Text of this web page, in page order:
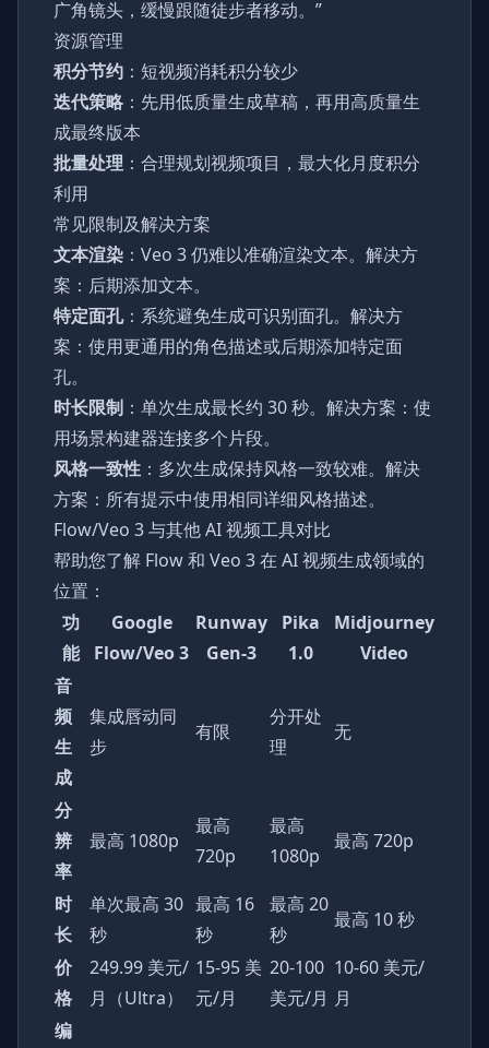
广角镜头，缓慢跟随徒步者移动。”
资源管理
积分节约 ：短视频消耗积分较少
迭代策略 ：先用低质量生成草稿，再用高质量生
成最终版本
批量处理 ：合理规划视频项目，最大化月度积分
利用
常见限制及解决方案
文本渲染 ：Veo 3 仍难以准确渲染文本。解决方
案：后期添加文本。
特定面孔：系统避免生成可识别面孔。解决方
案：使用更通用的角色描述或后期添加特定面
孔。
时长限制 ：单次生成最长约 30 秒。解决方案：使
用场景构建器连接多个片段。
风格一致性 ：多次生成保持风格一致较难。解决
方案：所有提示中使用相同详细风格描述。
Flow/Veo 3 与其他 AI 视频工具对比
帮助您了解 Flow 和 Veo 3 在 AI 视频生成领域的
位置：
功
能
Google
Flow/Veo 3
Runway
Gen-3
Pika
1.0
Midjourney
Video
音
频
生
成
集成唇动同
步
有限
分开处
理
无
分
辨
率
最高 1080p
最高
720p
最高
1080p
最高 720p
时
长
单次最高 30
秒
最高 16
秒
最高 20
秒
最高 10 秒
价
格
249.99 美元/
月（Ultra）
15-95 美
元/月
20-100
美元/月
10-60 美元/
月
编